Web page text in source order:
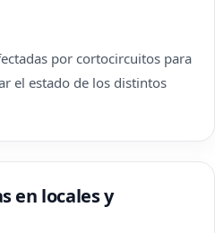
por cortocircuitos para
el estado de los distintos
en locales y